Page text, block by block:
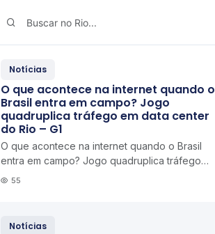
Notícias
O que acontece na internet quando o
Brasil entra em campo? Jogo
quadruplica tráfego em data center
do Rio – G1
O que acontece na internet quando o Brasil
entra em campo? Jogo quadruplica tráfego
em data center do Rio G1
55
Notícias